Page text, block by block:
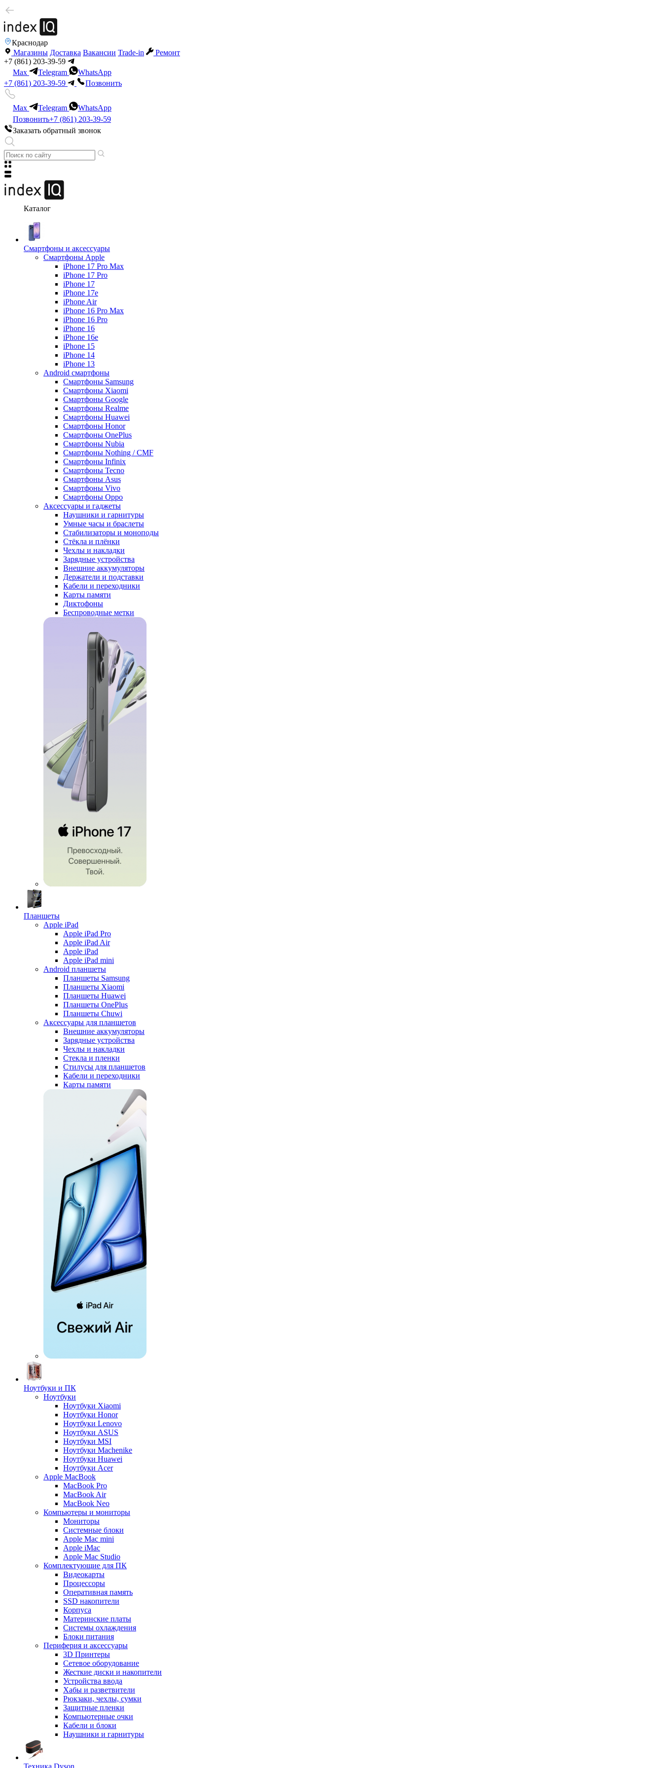
Краснодар
Магазины Доставка Вакансии Trade-in
Ремонт
+7 (861) 203-39-59
Max
Telegram
WhatsApp
+7 (861) 203-39-59
Позвонить
Max Telegram
WhatsApp
Позвонить+7 (861) 203-39-59
Заказать обратный звонок
Каталог
Смартфоны и аксессуары
Смартфоны Apple
iPhone 17 Pro Max
iPhone 17 Pro
iPhone 17
iPhone 17e
iPhone Air
iPhone 16 Pro Max
iPhone 16 Pro
iPhone 16
iPhone 16e
iPhone 15
iPhone 14
iPhone 13
Android cмартфоны
Смартфоны Samsung
Смартфоны Xiaomi
Смартфоны Google
Смартфоны Realme
Смартфоны Huawei
Смартфоны Honor
Смартфоны OnePlus
Смартфоны Nubia
Смартфоны Nothing / CMF
Смартфоны Infinix
Смартфоны Tecno
Смартфоны Asus
Смартфоны Vivo
Смартфоны Oppo
Аксессуары и гаджеты
Наушники и гарнитуры
Умные часы и браслеты
Стабилизаторы и моноподы
Стёкла и плёнки
Чехлы и накладки
Зарядные устройства
Внешние аккумуляторы
Держатели и подставки
Кабели и переходники
Карты памяти
Диктофоны
Беспроводные метки
Планшеты
Apple iPad
Apple iPad Pro
Apple iPad Air
Apple iPad
Apple iPad mini
Android планшеты
Планшеты Samsung
Планшеты Xiaomi
Планшеты Huawei
Планшеты OnePlus
Планшеты Chuwi
Аксессуары для планшетов
Внешние аккумуляторы
Зарядные устройства
Чехлы и накладки
Стекла и пленки
Стилусы для планшетов
Кабели и переходники
Карты памяти
Ноутбуки и ПК
Ноутбуки
Ноутбуки Xiaomi
Ноутбуки Honor
Ноутбуки Lenovo
Ноутбуки ASUS
Ноутбуки MSI
Ноутбуки Machenike
Ноутбуки Huawei
Ноутбуки Acer
Apple MacBook
MacBook Pro
MacBook Air
MacBook Neo
Компьютеры и мониторы
Мониторы
Системные блоки
Apple Mac mini
Apple iMac
Apple Mac Studio
Комплектующие для ПК
Видеокарты
Процессоры
Оперативная память
SSD накопители
Корпуса
Материнские платы
Системы охлаждения
Блоки питания
Периферия и аксессуары
3D Принтеры
Сетевое оборудование
Жесткие диски и накопители
Устройства ввода
Хабы и разветвители
Рюкзаки, чехлы, сумки
Защитные пленки
Компьютерные очки
Кабели и блоки
Наушники и гарнитуры
Техника Dyson